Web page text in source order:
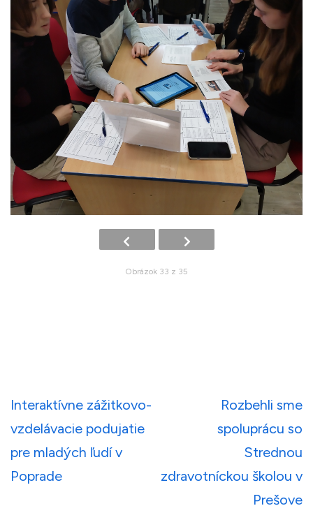
Obrázok 33 z 35
Navigácia
v
článku
Interaktívne zážitkovo-
vzdelávacie podujatie
pre mladých ľudí v
Poprade
Rozbehli sme
spoluprácu so
Strednou
zdravotníckou školou v
Prešove